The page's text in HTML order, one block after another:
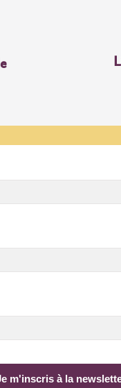
m'inscris à la